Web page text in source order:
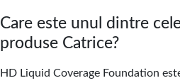
Care este unul dintre
produse Catrice?
HD Liquid Coverage Foundation